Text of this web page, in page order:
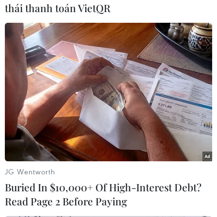
#Libya #Muammar Gadhafi
#Luật đại xá
#Xung đột
#Bộ tộc Anh Libya
Theo dõi VietnamPlus
TIN CÙNG CHUYÊN MỤC
thái thanh toán VietQR
JG Wentworth
Buried In $10,000+ Of High-Interest Debt?
Read Page 2 Before Paying